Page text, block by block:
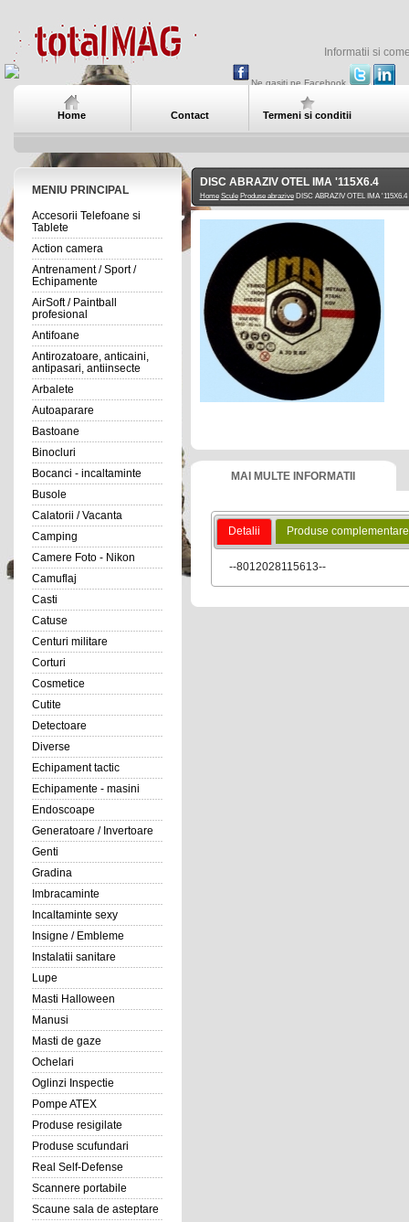
Informatii si
Ne gasiti pe Facebook
Home Contact Termeni si conditii
MENIU PRINCIPAL
Accesorii Telefoane si
Tablete
Action camera
Antrenament / Sport /
Echipamente
AirSoft / Paintball
profesional
Antifoane
Antirozatoare, anticaini,
antipasari, antiinsecte
Arbalete
Autoaparare
Bastoane
Binocluri
Bocanci - incaltaminte
Busole
Calatorii / Vacanta
Camping
Camere Foto - Nikon
Camuflaj
Casti
Catuse
Centuri militare
Corturi
Cosmetice
Cutite
Detectoare
Diverse
Echipament tactic
Echipamente - masini
Endoscoape
Generatoare / Invertoare
Genti
Gradina
Imbracaminte
Incaltaminte sexy
Insigne / Embleme
Instalatii sanitare
Lupe
Masti Halloween
Manusi
Masti de gaze
Ochelari
Oglinzi Inspectie
Pompe ATEX
Produse resigilate
Produse scufundari
Real Self-Defense
Scannere portabile
Scaune sala de asteptare
DISC ABRAZIV OTEL IMA '115X6.4
Home Scule Produse abraziveDISC ABRAZIV OTEL IMA '115X6.4
MAI MULTE INFORMATII
Detalii Produse complementare
--8012028115613--